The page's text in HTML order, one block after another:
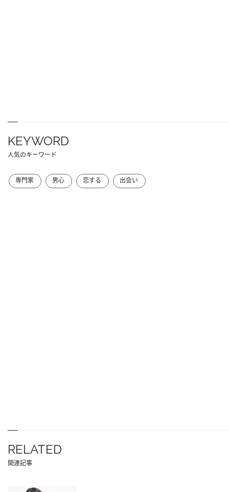
KEYWORD
人気のキーワード
専門家 男心 恋する 出会い
RELATED
関連記事